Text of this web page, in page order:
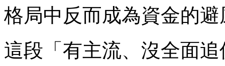
格局中反而成為資金的避
這段「有主流、沒全面